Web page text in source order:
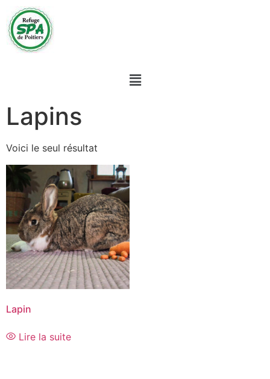
Lapins
Voici le seul résultat
Lapin
Lire la suite